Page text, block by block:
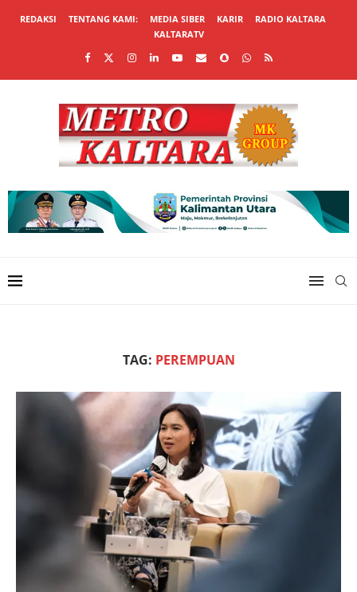
REDAKSI TENTANG KAMI: MEDIA SIBER KARIR
RADIO KALTARA
KALTARATV
TAG: PEREMPUAN